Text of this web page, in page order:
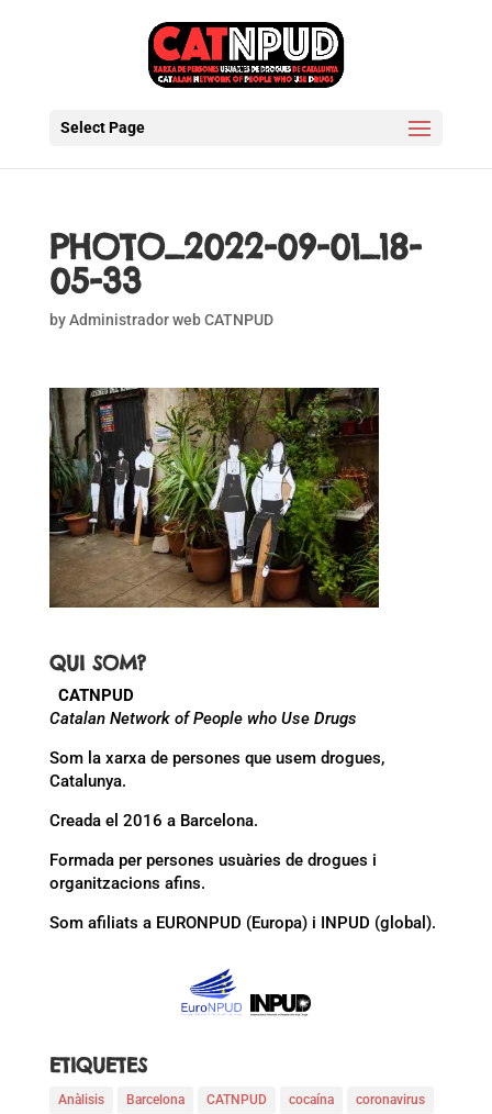
Select Page
PHOTO_2022-09-01_18-
05-33
byAdministrador web CATNPUD
QUI SOM?
CATNPUD
Catalan Network of People who Use Drugs
Som la xarxa de persones que usem drogues,
Catalunya.
Creada el 2016 a Barcelona.
Formada per persones usuàries de drogues i
organitzacions afins.
Som afiliats a EURONPUD (Europa) i INPUD (global).
ETIQUETES
Anàlisis Barcelona CATNPUD cocaína coronavirus